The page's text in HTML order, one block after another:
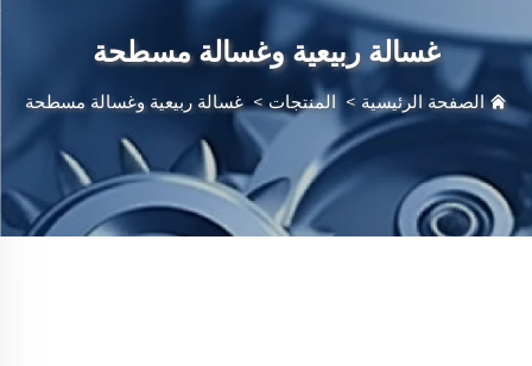
غسالة ربيعية وغسالة مسطحة
الصفحة الرئيسية >المنتجات>غسالة ربيعية وغسالة مسطحة